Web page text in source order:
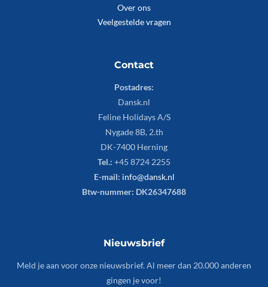
Over ons
Veelgestelde vragen
Contact
Postadres:
Dansk.nl
Feline Holidays A/S
Nygade 8B, 2.th
DK-7400 Herning
Tel.: +45 8724 2255
E-mail: info@dansk.nl
Btw-nummer: DK26347688
Nieuwsbrief
Meld je aan voor onze nieuwsbrief. Al meer dan 20.000 anderen
gingen je voor!